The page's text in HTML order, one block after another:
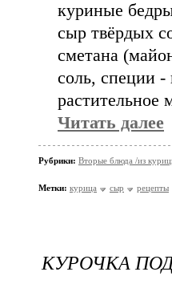
куриные
сыр твёрдых
сметана
соль, специи -
растительное
Читать далее
Рубрики: Вторые блюда /из
Метки: курица сыр рецепты
КУРОЧКА